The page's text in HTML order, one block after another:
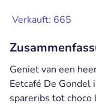
Verkauft: 665
Geniet van een
Eetcafé De Gondel
spareribs tot choco